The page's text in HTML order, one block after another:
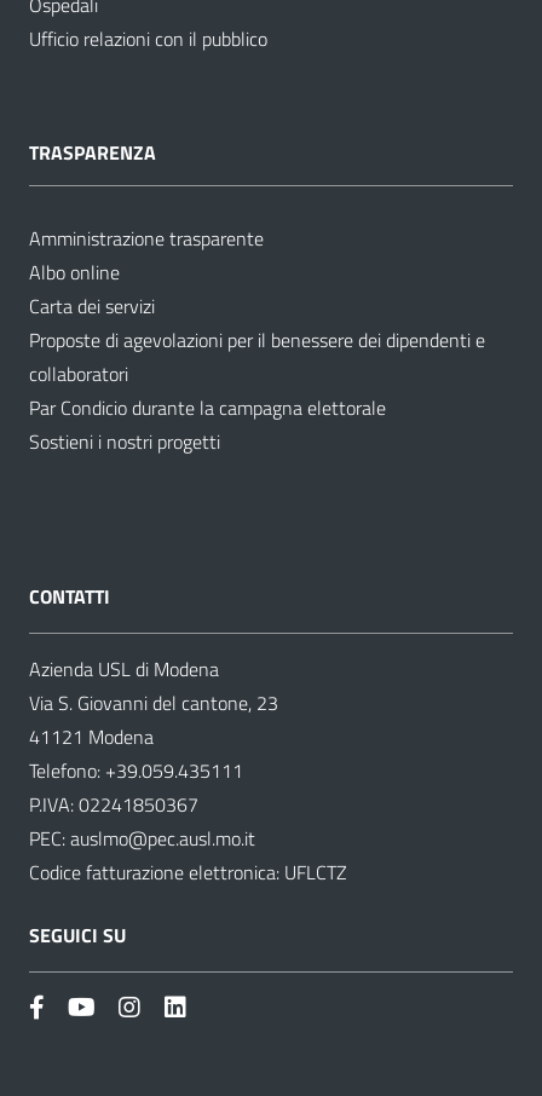
Ufficio relazioni con il pubblico
TRASPARENZA
Amministrazione trasparente
Albo online
Carta dei servizi
Proposte di agevolazioni per il benessere dei dipendenti e
collaboratori
Par Condicio durante la campagna elettorale
Sostieni i nostri progetti
CONTATTI
Azienda USL di Modena
Via S. Giovanni del cantone, 23
41121 Modena
Telefono: +39.059.435111
P.IVA: 02241850367
PEC:auslmo@pec.ausl.mo.it
Codice fatturazione elettronica: UFLCTZ
SEGUICI SU